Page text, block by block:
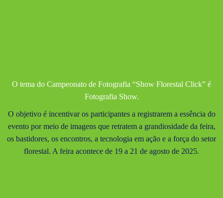
O tema do Campeonato de Fotografia “Show Florestal Click” é
Fotografia Show.
O objetivo é incentivar os participantes a registrarem a essência do
evento por meio de imagens que retratem a grandiosidade da feira,
os bastidores, os encontros, a tecnologia em ação e a força do setor
florestal. A feira acontece de 19 a 21 de agosto de 2025.